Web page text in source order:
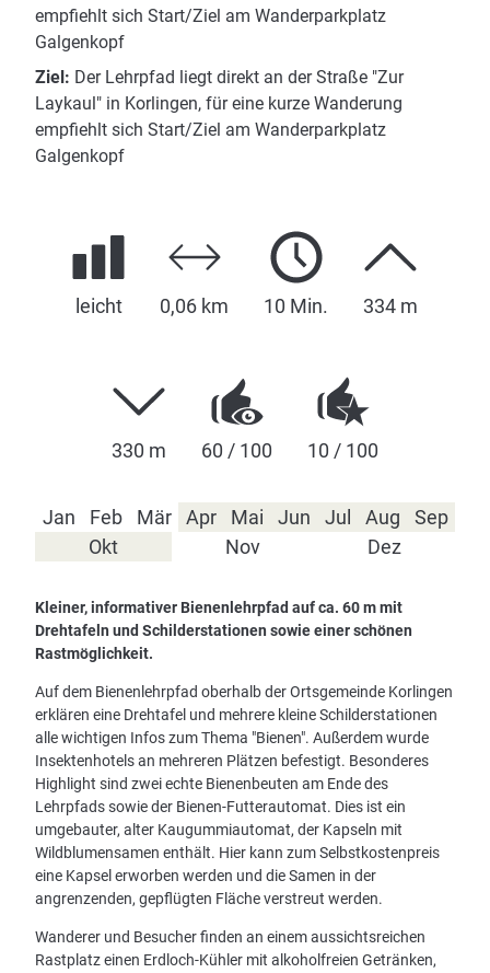
empfiehlt sich Start/Ziel am Wanderparkplatz
Galgenkopf
Ziel: Der Lehrpfad liegt direkt an der Straße "Zur
Laykaul" in Korlingen, für eine kurze Wanderung
empfiehlt sich Start/Ziel am Wanderparkplatz
Galgenkopf
leicht 0,06 km 10 Min. 334 m
330 m 60 / 100 10 / 100
Jan Feb Mär Apr Mai Jun Jul Aug
Sep
Okt
Nov Dez
Kleiner, informativer Bienenlehrpfad auf ca. 60 m mit
Drehtafeln und Schilderstationen sowie einer schönen
Rastmöglichkeit.
Auf dem Bienenlehrpfad oberhalb der Ortsgemeinde Korlingen
erklären eine Drehtafel und mehrere kleine Schilderstationen
alle wichtigen Infos zum Thema "Bienen". Außerdem wurde
Insektenhotels an mehreren Plätzen befestigt. Besonderes
Highlight sind zwei echte Bienenbeuten am Ende des
Lehrpfads sowie der Bienen-Futterautomat. Dies ist ein
umgebauter, alter Kaugummiautomat, der Kapseln mit
Wildblumensamen enthält. Hier kann zum Selbstkostenpreis
eine Kapsel erworben werden und die Samen in der
angrenzenden, gepflügten Fläche verstreut werden.
Wanderer und Besucher finden an einem aussichtsreichen
Rastplatz einen Erdloch-Kühler mit alkoholfreien Getränken,